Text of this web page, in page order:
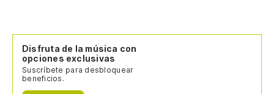
Disfruta de la música con
opciones exclusivas
Suscríbete para desbloquear
beneficios.